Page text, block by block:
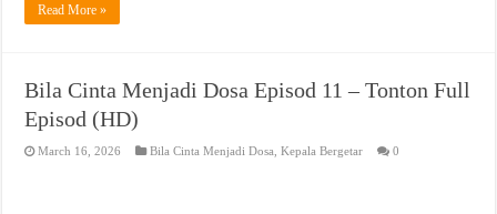
Read More »
Bila Cinta Menjadi Dosa Episod 11 – Tonton Full
Episod (HD)
March 16, 2026 Bila Cinta Menjadi Dosa ,Kepala Bergetar 0